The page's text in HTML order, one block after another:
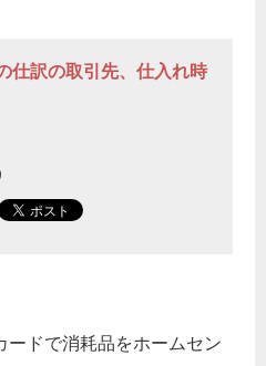
仕訳の取引先、仕入れ時
ドで消耗品をホームセン